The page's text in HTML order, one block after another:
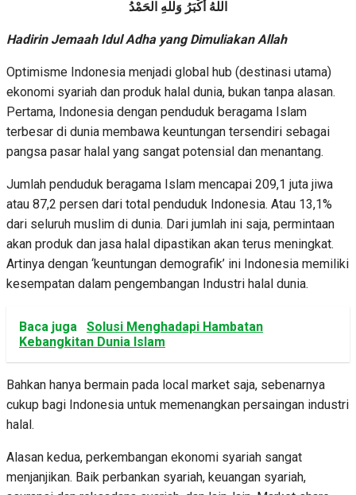
اللهُ أَكْبَرُ وَللهِ الحَمْدُ
Hadirin Jemaah Idul Adha yang Dimuliakan Allah
Optimisme Indonesia menjadi global hub (destinasi utama)
ekonomi syariah dan produk halal dunia, bukan tanpa alasan.
Pertama, Indonesia dengan penduduk beragama Islam
terbesar di dunia membawa keuntungan tersendiri sebagai
pangsa pasar halal yang sangat potensial dan menantang.
Jumlah penduduk beragama Islam mencapai 209,1 juta jiwa
atau 87,2 persen dari total penduduk Indonesia. Atau 13,1%
dari seluruh muslim di dunia. Dari jumlah ini saja, permintaan
akan produk dan jasa halal dipastikan akan terus meningkat.
Artinya dengan ‘keuntungan demografik’ ini Indonesia memiliki
kesempatan dalam pengembangan Industri halal dunia.
Baca juga
Solusi Menghadapi Hambatan
Kebangkitan Dunia Islam
Bahkan hanya bermain pada local market saja, sebenarnya
cukup bagi Indonesia untuk memenangkan persaingan industri
halal.
Alasan kedua, perkembangan ekonomi syariah sangat
menjanjikan. Baik perbankan syariah, keuangan syariah,